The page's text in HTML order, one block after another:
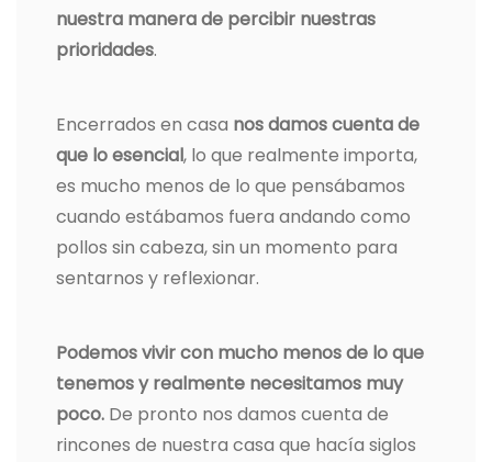
nuestra manera de percibir nuestras
prioridades.
Encerrados en casa nos damos cuenta de
que lo esencial, lo que realmente importa,
es mucho menos de lo que pensábamos
cuando estábamos fuera andando como
pollos sin cabeza, sin un momento para
sentarnos y reflexionar.
Podemos vivir con mucho menos de lo que
tenemos y realmente necesitamos muy
poco. De pronto nos damos cuenta de
rincones de nuestra casa que hacía siglos